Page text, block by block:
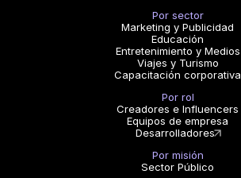
Por sector
Marketing y Publicidad
Educación
Entretenimiento y Medios
Viajes y Turismo
Capacitación corporativa
Por rol
Creadores e Influencers
Equipos de empresa
Desarrolladores
Por misión
Sector Público